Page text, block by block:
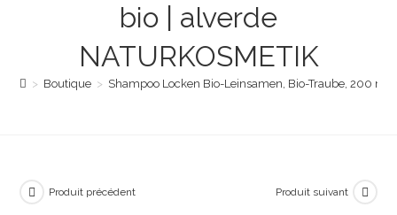
bio | alverde
NATURKOSMETIK
> Boutique > Shampoo Locken Bio-Leinsamen, Bio-Traube, 200 ml
Produit précédent Produit suivant